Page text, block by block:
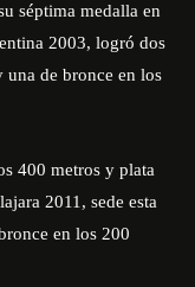
séptima medalla en
2003, logró dos
una de bronce en los
400 metros y plata
2011, sede esta
en los 200